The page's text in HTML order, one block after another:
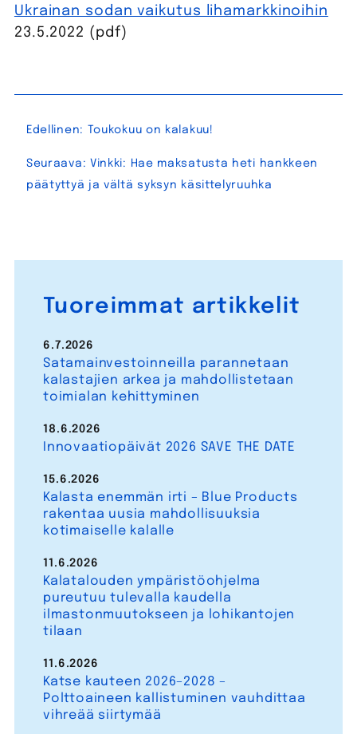
Ukrainan sodan vaikutus lihamarkkinoihin
23.5.2022 (pdf)
Artikkelien
Edellinen: Toukokuu on kalakuu!
Seuraava: Vinkki: Hae maksatusta heti hankkeen
päätyttyä ja vältä syksyn käsittelyruuhka
Tuoreimmat artikkelit
Satamainvestoinneilla parannetaan
kalastajien arkea ja mahdollistetaan
toimialan kehittyminen
6.7.2026
Innovaatiopäivät 2026 SAVE THE DATE
18.6.2026
Kalasta enemmän irti – Blue Products
rakentaa uusia mahdollisuuksia
kotimaiselle kalalle
15.6.2026
Kalatalouden ympäristöohjelma
pureutuu tulevalla kaudella
ilmastonmuutokseen ja lohikantojen
tilaan
11.6.2026
Katse kauteen 2026–2028 –
Polttoaineen kallistuminen vauhdittaa
vihreää siirtymää
11.6.2026